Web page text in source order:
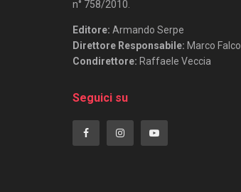
n° 758/2010.
Editore: Armando Serpe
Direttore Responsabile: Marco Falco
Condirettore: Raffaele Veccia
Seguici su